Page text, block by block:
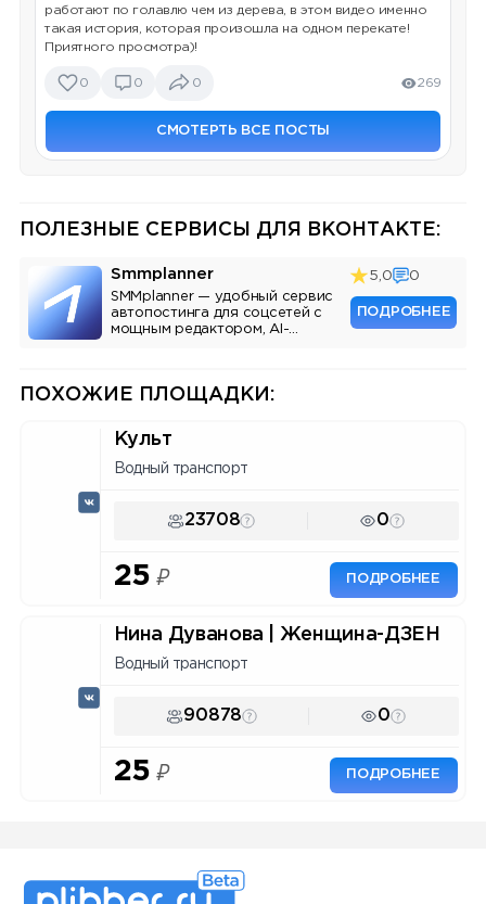
работают по голавлю чем из дерева, в этом видео именно
такая история, которая произошла на одном перекате!
Приятного просмотра)!
0 0 0 269
СМОТЕРТЬ ВСЕ ПОСТЫ
ПОЛЕЗНЫЕ СЕРВИСЫ ДЛЯ ВКОНТАКТЕ:
Smmplanner
SMMplanner — удобный сервис
автопостинга для соцсетей с
мощным редактором, AI-
5,0 0
ПОДРОБНЕЕ
ПОХОЖИЕ ПЛОЩАДКИ:
Культ
Водный транспорт
23708 0
25 ₽ ПОДРОБНЕЕ
Нина Дуванова | Женщина-ДЗЕН
Водный транспорт
90878 0
25 ₽ ПОДРОБНЕЕ